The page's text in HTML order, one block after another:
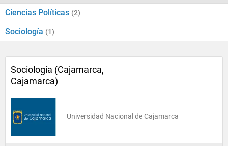
Ciencias Políticas (2)
Sociología (1)
Sociología (Cajamarca,
Cajamarca)
Universidad Nacional de Cajamarca